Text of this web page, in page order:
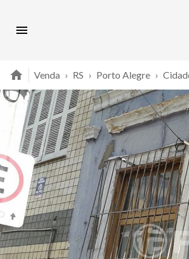
Venda › RS › Porto Alegre ›